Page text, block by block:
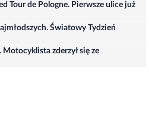
Tour de Pologne. Pierwsze ulice już
Światowy Tydzień
zderzył się ze